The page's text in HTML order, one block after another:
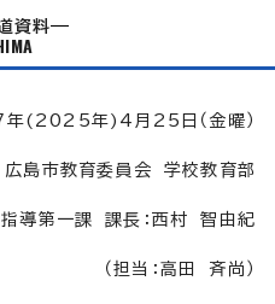
資料
年(2025年)4月25日（金曜）
広島市教育委員会 学校教育部
導第一課 課長：西村 智由紀
（担当：高田 斉尚）